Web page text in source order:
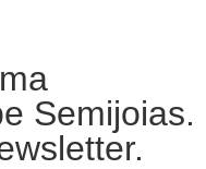
Semijoias.